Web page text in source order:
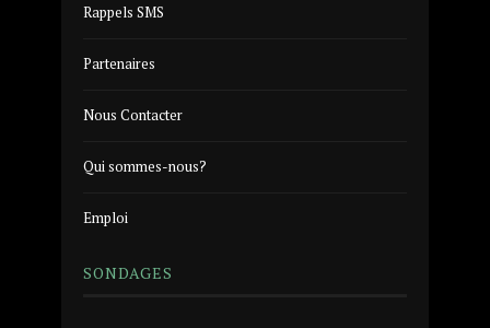
Rappels SMS
Partenaires
Nous Contacter
Qui sommes-nous?
Emploi
SONDAGES